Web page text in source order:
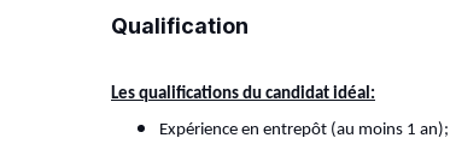
Qualification
Les qualifications du candidat idéal:
Expérience en entrepôt (au moins 1 an);